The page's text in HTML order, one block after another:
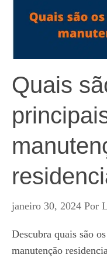
Quais
janeiro 30, 2024 Por
Descubra quais são
manutenção